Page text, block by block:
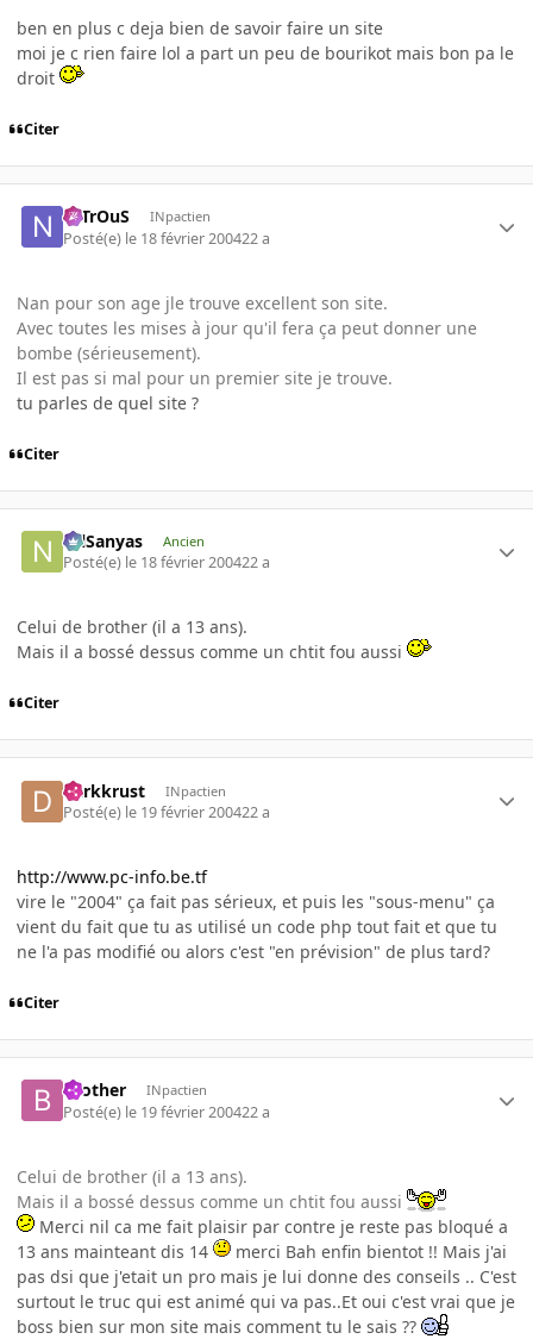
ben en plus c deja bien de savoir faire un site
moi je c rien faire lol a part un peu de bourikot mais bon pa le
droit
Citer
NiTrOuS INpactien
Posté(e) le 18 février 200422 a
Nan pour son age jle trouve excellent son site.
Avec toutes les mises à jour qu'il fera ça peut donner une
bombe (sérieusement).
Il est pas si mal pour un premier site je trouve.
tu parles de quel site ?
Citer
NilSanyas Ancien
Posté(e) le 18 février 200422 a
Celui de brother (il a 13 ans).
Mais il a bossé dessus comme un chtit fou aussi
Citer
darkkrust INpactien
Posté(e) le 19 février 200422 a
http://www.pc-info.be.tf
vire le "2004" ça fait pas sérieux, et puis les "sous-menu" ça
vient du fait que tu as utilisé un code php tout fait et que tu
ne l'a pas modifié ou alors c'est "en prévision" de plus tard?
Citer
brother INpactien
Posté(e) le 19 février 200422 a
Celui de brother (il a 13 ans).
Mais il a bossé dessus comme un chtit fou aussi
Merci nil ca me fait plaisir par contre je reste pas bloqué a
13 ans mainteant dis 14
merci Bah enfin bientot !! Mais j'ai
pas dsi que j'etait un pro mais je lui donne des conseils .. C'est
surtout le truc qui est animé qui va pas..Et oui c'est vrai que je
boss bien sur mon site mais comment tu le sais ??